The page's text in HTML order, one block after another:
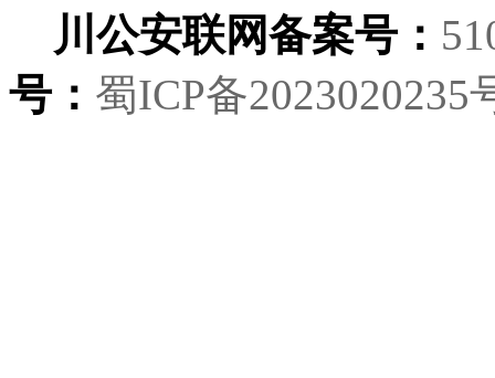
川公安联网备案号：
号： 蜀ICP备2023020235